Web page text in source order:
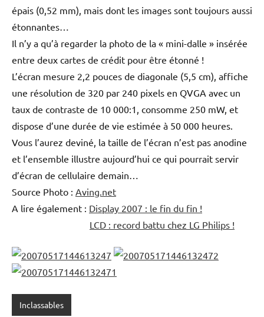
épais (0,52 mm), mais dont les images sont toujours aussi
étonnantes…
Il n’y a qu’à regarder la photo de la « mini-dalle » insérée
entre deux cartes de crédit pour être étonné !
L’écran mesure 2,2 pouces de diagonale (5,5 cm), affiche
une résolution de 320 par 240 pixels en QVGA avec un
taux de contraste de 10 000:1, consomme 250 mW, et
dispose d’une durée de vie estimée à 50 000 heures.
Vous l’aurez deviné, la taille de l’écran n’est pas anodine
et l’ensemble illustre aujourd’hui ce qui pourrait servir
d’écran de cellulaire demain…
Source Photo : Aving.net
A lire également : Display 2007 : le fin du fin !
LCD : record battu chez LG Philips !
Inclassables